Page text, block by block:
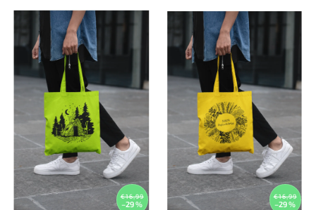
€16,99
–29 %
€16,99
–29 %